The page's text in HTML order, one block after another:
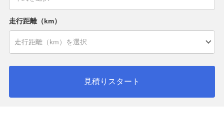
走行距離（km）
見積りスタート